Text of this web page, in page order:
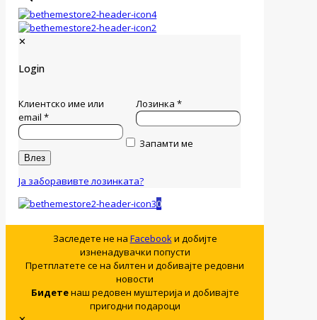
✕
Login
Клиентско име или
email*
Лозинка*
Запамти ме
Влез
Ја заборавивте лозинката?
0
Заследете не на Facebookи добијте
изненадувачки попусти
Претплатете се на билтен и добивајте редовни
новости
Бидетенаш редовен муштерија и добивајте
пригодни подароци